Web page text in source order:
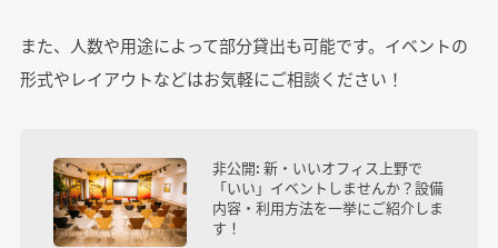
また、人数や用途によって部分貸出も可能です。イベントの
形式やレイアウトなどはお気軽にご相談ください！
非公開: 新・いいオフィス上野で
「いい」イベントしませんか？設備
内容・利用方法を一挙にご紹介しま
す！